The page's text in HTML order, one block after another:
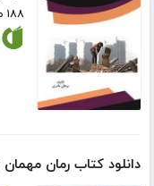
۱۸۸ صفحه
دانلود کتاب رمان مهمان